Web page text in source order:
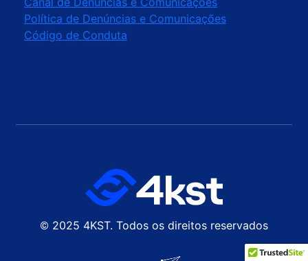
Política de Denúncias e Comunicações
Código de Conduta
© 2025 4KST. Todos os direitos reservados